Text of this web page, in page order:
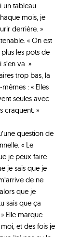
un tableau
mois, je
derrière. »
« On est
les pots de
va. »
trop bas, la
: « Elles
seules avec
craquent. »
question de
« Le
je peux faire
je sais que je
de ne
que je
sais que ça
Elle marque
et des fois je